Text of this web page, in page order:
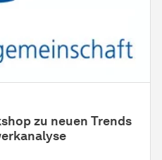
zu neuen Trends